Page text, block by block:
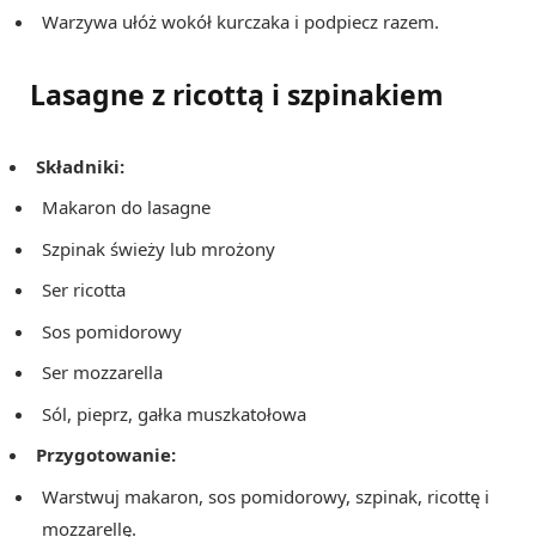
Warzywa ułóż wokół kurczaka i podpiecz razem.
Lasagne z ricottą i szpinakiem
Składniki:
Makaron do lasagne
Szpinak świeży lub mrożony
Ser ricotta
Sos pomidorowy
Ser mozzarella
Sól, pieprz, gałka muszkatołowa
Przygotowanie:
Warstwuj makaron, sos pomidorowy, szpinak, ricottę i
mozzarellę.